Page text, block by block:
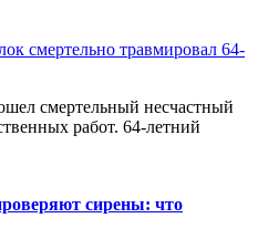
смертельно травмировал 64-
смертельный несчастный
работ. 64-летний
сирены: что